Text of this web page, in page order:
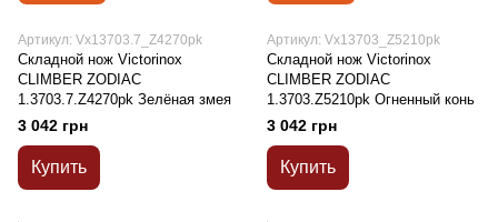
Артикул: Vx13703.7_Z4270pk
Складной нож Victorinox
CLIMBER ZODIAC
1.3703.7.Z4270pk Зелёная змея
3 042 грн
Купить
Артикул: Vx13703_Z5210pk
Складной нож Victorinox
CLIMBER ZODIAC
1.3703.Z5210pk Огненный конь
3 042 грн
Купить